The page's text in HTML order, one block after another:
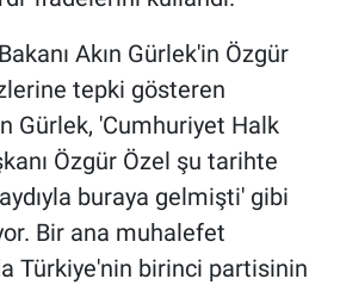
Akın Gürlek'in Özgür
tepki gösteren
Gürlek, 'Cumhuriyet Halk
Özgür Özel şu tarihte
buraya gelmişti' gibi
Bir ana muhalefet
Türkiye'nin birinci partisinin